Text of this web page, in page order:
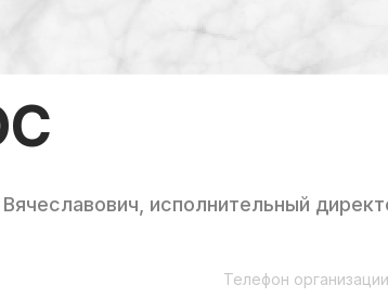
исполнительный
Телефон организации